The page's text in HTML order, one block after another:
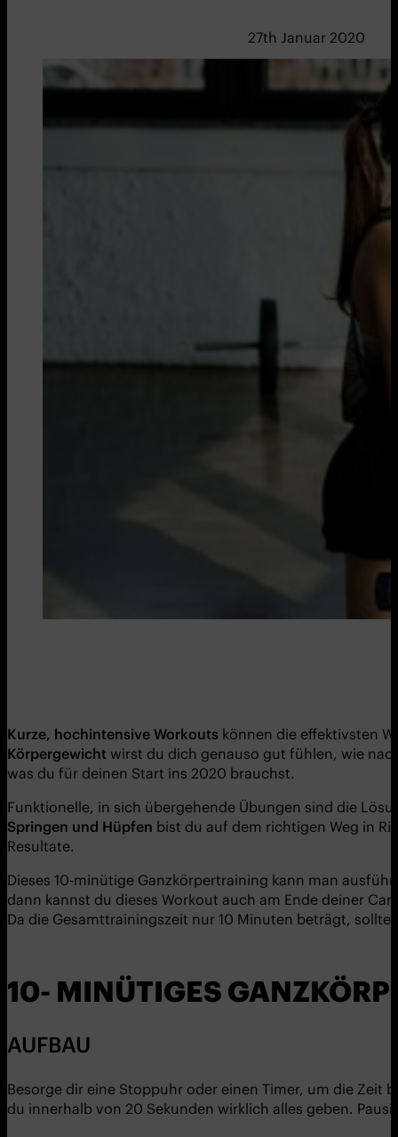
27th Januar 2020
Kurze, hochintensive Workouts können die effektivsten
Körpergewicht wirst du dich genauso gut fühlen, wie
was du für deinen Start ins 2020 brauchst.
Funktionelle, in sich übergehende Übungen sind die
Springen und Hüpfen bist du auf dem richtigen Weg in
Resultate.
Dieses 10-minütige Ganzkörpertraining kann man
dann kannst du dieses Workout auch am Ende deiner
Da die Gesamttrainingszeit nur 10 Minuten beträgt,
10- MINÜTIGES
AUFBAU
Besorge dir eine Stoppuhr oder einen Timer, um die Zeit
du innerhalb von 20 Sekunden wirklich alles geben.